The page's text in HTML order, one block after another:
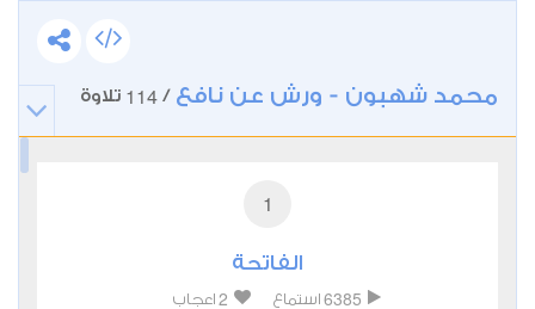
محمد شهبون - ورش عن نافع /
114 تلاوة
1
الفاتحة
6385 استماع 2 اعجاب